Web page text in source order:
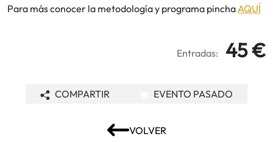
Para más conocer la metodología y programa pincha AQUÍ
Entradas: 45 €
VOLVER
COMPARTIR EVENTO PASADO